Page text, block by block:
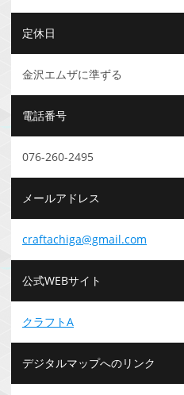
定休日
金沢エムザに準ずる
電話番号
076-260-2495
メールアドレス
craftachiga@gmail.com
公式WEBサイト
クラフトA
デジタルマップへのリンク